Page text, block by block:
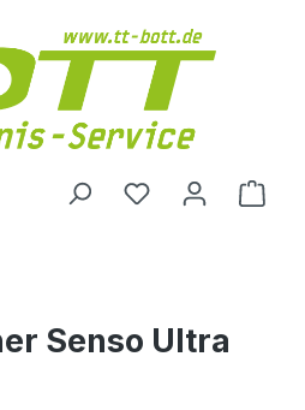
Du hast 0
Senso Ultra